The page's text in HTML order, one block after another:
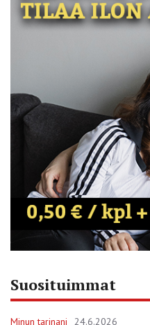
Suosituimmat
Minun tarinani 24.6.2026